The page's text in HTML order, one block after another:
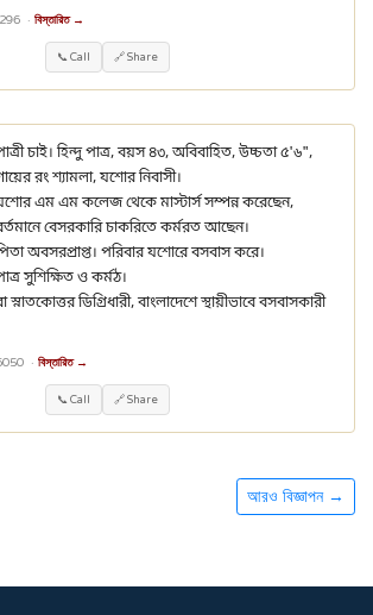
· বিস্তারিত →
📞 Call 🔗 Share
চাই। হিন্দু পাত্র, বয়স ৪৩, অবিবাহিত, উচ্চতা ৫'৬",
রং শ্যামলা, যশোর নিবাসী।
এম এম কলেজ থেকে মাস্টার্স সম্পন্ন করেছেন,
বেসরকারি চাকরিতে কর্মরত আছেন।
অবসরপ্রাপ্ত। পরিবার যশোরে বসবাস করে।
সুশিক্ষিত ও কর্মঠ।
ডিগ্রিধারী, বাংলাদেশে স্থায়ীভাবে বসবাসকারী
· বিস্তারিত →
📞 Call 🔗 Share
আরও বিজ্ঞাপন →